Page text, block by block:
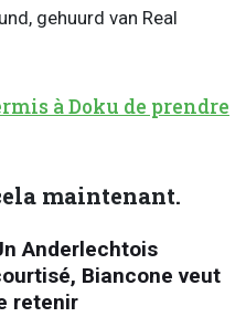
gehuurd van Real
à Doku de prendre
maintenant.
Anderlechtois
Biancone veut
retenir